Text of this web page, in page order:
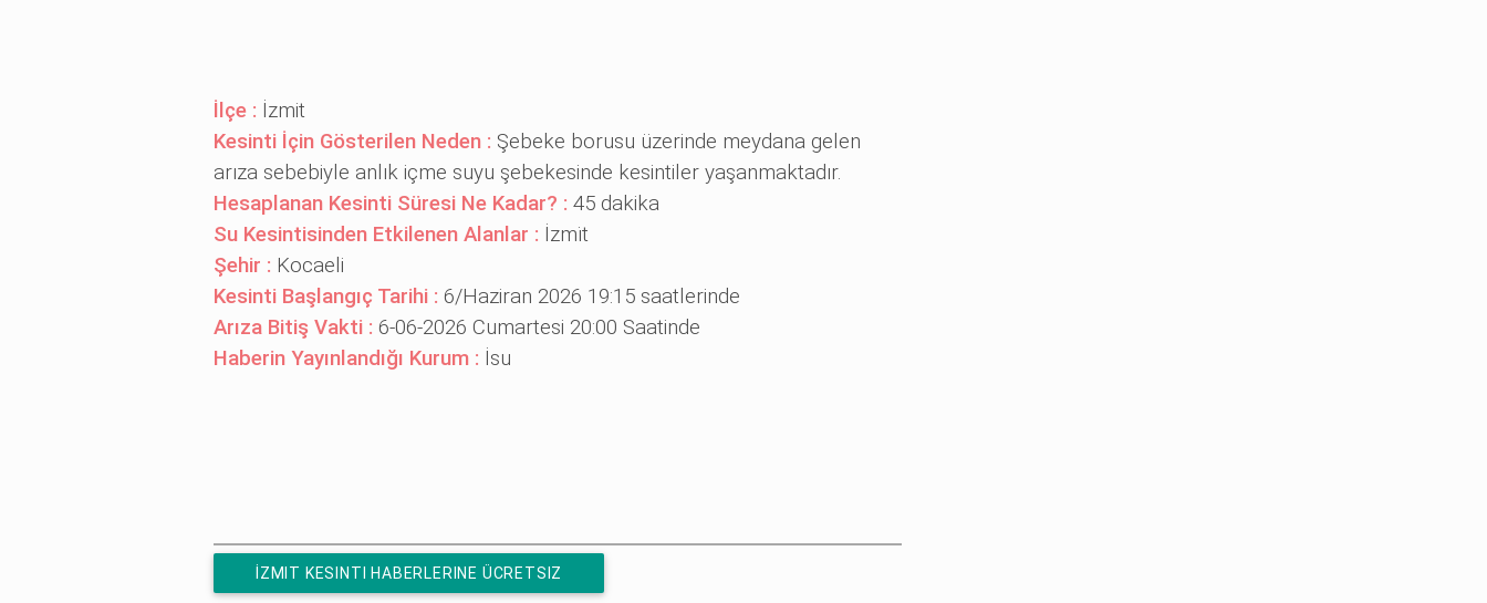
İlçe : İzmit
Kesinti İçin Gösterilen Neden : Şebeke borusu üzerinde meydana gelen
arıza sebebiyle anlık içme suyu şebekesinde kesintiler yaşanmaktadır.
Hesaplanan Kesinti Süresi Ne Kadar? : 45 dakika
Su Kesintisinden Etkilenen Alanlar : İzmi̇t
Şehir : Kocaeli
Kesinti Başlangıç Tarihi : 6/Haziran 2026 19:15 saatlerinde
Arıza Bitiş Vakti : 6-06-2026 Cumartesi 20:00 Saatinde
Haberin Yayınlandığı Kurum : İsu
İZMIT KESINTI HABERLERINE ÜCRETSIZ